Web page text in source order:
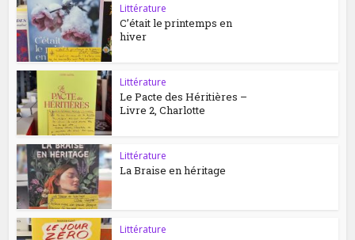
Littérature
C’était le printemps en
hiver
Littérature
Le Pacte des Héritières –
Livre 2, Charlotte
Littérature
La Braise en héritage
Littérature